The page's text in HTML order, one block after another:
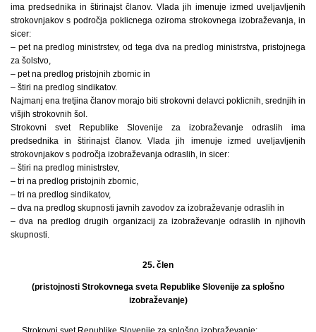
ima predsednika in štirinajst članov. Vlada jih imenuje izmed uveljavljenih
strokovnjakov s področja poklicnega oziroma strokovnega izobraževanja, in
sicer:
– pet na predlog ministrstev, od tega dva na predlog ministrstva, pristojnega
za šolstvo,
– pet na predlog pristojnih zbornic in
– štiri na predlog sindikatov.
Najmanj ena tretjina članov morajo biti strokovni delavci poklicnih, srednjih in
višjih strokovnih šol.
Strokovni svet Republike Slovenije za izobraževanje odraslih ima
predsednika in štirinajst članov. Vlada jih imenuje izmed uveljavljenih
strokovnjakov s področja izobraževanja odraslih, in sicer:
– štiri na predlog ministrstev,
– tri na predlog pristojnih zbornic,
– tri na predlog sindikatov,
– dva na predlog skupnosti javnih zavodov za izobraževanje odraslih in
– dva na predlog drugih organizacij za izobraževanje odraslih in njihovih
skupnosti.
25. člen
(pristojnosti Strokovnega sveta Republike Slovenije za splošno
izobraževanje)